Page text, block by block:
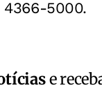
5000.
e